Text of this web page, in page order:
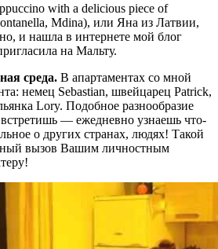
with a delicious piece of
Mdina), или Яна из Латвии,
и нашла в интернете мой блог
на Мальту.
среда. В апартаментах со мной
немец Sebastian, швейцарец Patrick,
Lory. Подобное разнообразие
встретишь — ежедневно узнаешь что-
о других странах, людях! Такой
вызов Вашим личностным